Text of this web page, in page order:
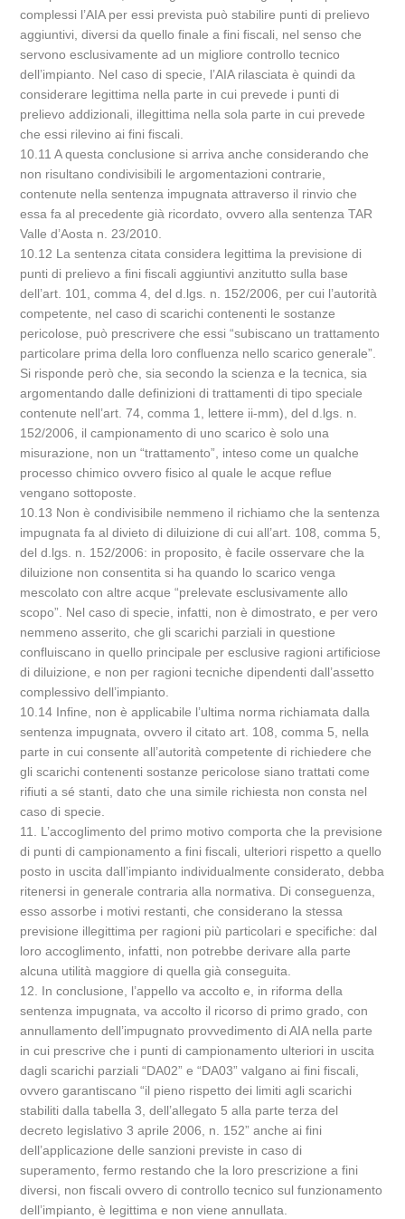
complessi l’AIA per essi prevista può stabilire punti di prelievo
aggiuntivi, diversi da quello finale a fini fiscali, nel senso che
servono esclusivamente ad un migliore controllo tecnico
dell’impianto. Nel caso di specie, l’AIA rilasciata è quindi da
considerare legittima nella parte in cui prevede i punti di
prelievo addizionali, illegittima nella sola parte in cui prevede
che essi rilevino ai fini fiscali.
10.11 A questa conclusione si arriva anche considerando che
non risultano condivisibili le argomentazioni contrarie,
contenute nella sentenza impugnata attraverso il rinvio che
essa fa al precedente già ricordato, ovvero alla sentenza TAR
Valle d’Aosta n. 23/2010.
10.12 La sentenza citata considera legittima la previsione di
punti di prelievo a fini fiscali aggiuntivi anzitutto sulla base
dell’art. 101, comma 4, del d.lgs. n. 152/2006, per cui l’autorità
competente, nel caso di scarichi contenenti le sostanze
pericolose, può prescrivere che essi “subiscano un trattamento
particolare prima della loro confluenza nello scarico generale”.
Si risponde però che, sia secondo la scienza e la tecnica, sia
argomentando dalle definizioni di trattamenti di tipo speciale
contenute nell’art. 74, comma 1, lettere ii-mm), del d.lgs. n.
152/2006, il campionamento di uno scarico è solo una
misurazione, non un “trattamento”, inteso come un qualche
processo chimico ovvero fisico al quale le acque reflue
vengano sottoposte.
10.13 Non è condivisibile nemmeno il richiamo che la sentenza
impugnata fa al divieto di diluizione di cui all’art. 108, comma 5,
del d.lgs. n. 152/2006: in proposito, è facile osservare che la
diluizione non consentita si ha quando lo scarico venga
mescolato con altre acque “prelevate esclusivamente allo
scopo”. Nel caso di specie, infatti, non è dimostrato, e per vero
nemmeno asserito, che gli scarichi parziali in questione
confluiscano in quello principale per esclusive ragioni artificiose
di diluizione, e non per ragioni tecniche dipendenti dall’assetto
complessivo dell’impianto.
10.14 Infine, non è applicabile l’ultima norma richiamata dalla
sentenza impugnata, ovvero il citato art. 108, comma 5, nella
parte in cui consente all’autorità competente di richiedere che
gli scarichi contenenti sostanze pericolose siano trattati come
rifiuti a sé stanti, dato che una simile richiesta non consta nel
caso di specie.
11. L’accoglimento del primo motivo comporta che la previsione
di punti di campionamento a fini fiscali, ulteriori rispetto a quello
posto in uscita dall’impianto individualmente considerato, debba
ritenersi in generale contraria alla normativa. Di conseguenza,
esso assorbe i motivi restanti, che considerano la stessa
previsione illegittima per ragioni più particolari e specifiche: dal
loro accoglimento, infatti, non potrebbe derivare alla parte
alcuna utilità maggiore di quella già conseguita.
12. In conclusione, l’appello va accolto e, in riforma della
sentenza impugnata, va accolto il ricorso di primo grado, con
annullamento dell’impugnato provvedimento di AIA nella parte
in cui prescrive che i punti di campionamento ulteriori in uscita
dagli scarichi parziali “DA02” e “DA03” valgano ai fini fiscali,
ovvero garantiscano “il pieno rispetto dei limiti agli scarichi
stabiliti dalla tabella 3, dell’allegato 5 alla parte terza del
decreto legislativo 3 aprile 2006, n. 152” anche ai fini
dell’applicazione delle sanzioni previste in caso di
superamento, fermo restando che la loro prescrizione a fini
diversi, non fiscali ovvero di controllo tecnico sul funzionamento
dell’impianto, è legittima e non viene annullata.